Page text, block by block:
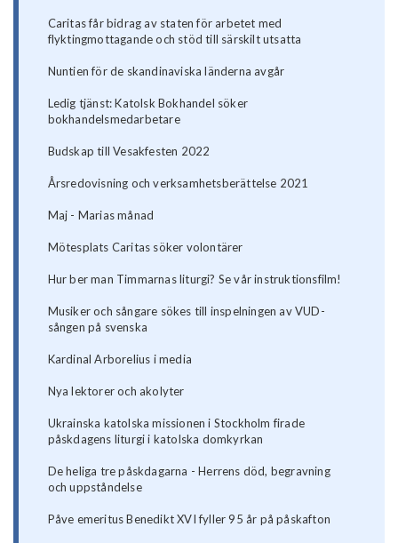
Caritas får bidrag av staten för arbetet med
flyktingmottagande och stöd till särskilt utsatta
Nuntien för de skandinaviska länderna avgår
Ledig tjänst: Katolsk Bokhandel söker
bokhandelsmedarbetare
Budskap till Vesakfesten 2022
Årsredovisning och verksamhetsberättelse 2021
Maj - Marias månad
Mötesplats Caritas söker volontärer
Hur ber man Timmarnas liturgi? Se vår instruktionsfilm!
Musiker och sångare sökes till inspelningen av VUD-
sången på svenska
Kardinal Arborelius i media
Nya lektorer och akolyter
Ukrainska katolska missionen i Stockholm firade
påskdagens liturgi i katolska domkyrkan
De heliga tre påskdagarna - Herrens död, begravning
och uppståndelse
Påve emeritus Benedikt XVI fyller 95 år på påskafton